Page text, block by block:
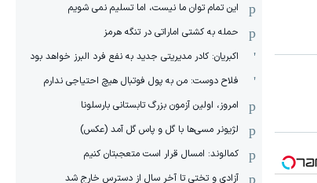
این تمام توان ما نیست، اما تسلیم نمی شویم
حمله به کشتی اماراتی در تنگه هرمز
اکبریان: کادر مدیریتی جدید به نفع فرد البرز خواهد بود
فلاح دوست: من به پول فوتبال هیچ احتیاجی ندارم
امروز، اولین آزمون بزرگ تابستانی بارسلونا
لژیونر مسی‌ها با گل و پاس گل آمد (عکس)
کمالوند: امسال قرار است متعجبتان کنیم
آزادی و تختی تا آخر سال از دسترس خارج شد